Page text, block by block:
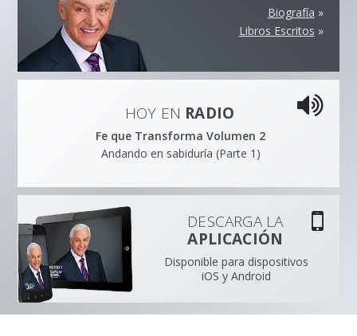
Biografía »
Libros Escritos »
HOY EN RADIO
Fe que Transforma Volumen 2
Andando en sabiduría (Parte 1)
DESCARGA LA
APLICACIÓN
Disponible para dispositivos
iOS y Android